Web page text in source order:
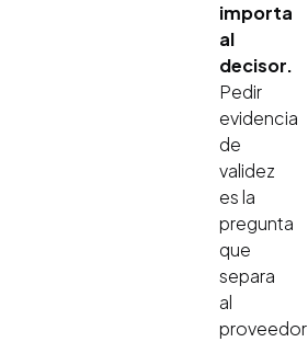
importa
al
decisor.
Pedir
evidencia
de
validez
es la
pregunta
que
separa
al
proveedor